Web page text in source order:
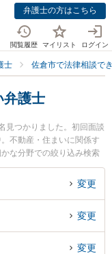
弁護士の方はこちら
閲覧履歴 マイリスト ログイン
士 佐倉市で法律相談で
弁護士
見つかりました。初回面談
不動産・住まいに関係す
な分野での絞り込み検索
大弁護士やとげぬき法律事
亮太弁護士のプロフィー
検索したい』『初回相談
護士に相談予約したい』
変更
変更
変更